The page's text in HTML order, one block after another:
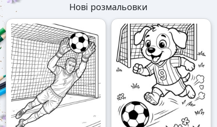
Нові розмальовки